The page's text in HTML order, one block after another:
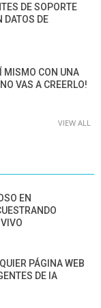
DE SOPORTE
DATOS DE
MISMO CON UNA
VAS A CREERLO!
VIEW ALL
EN
PÁGINA WEB
DE IA